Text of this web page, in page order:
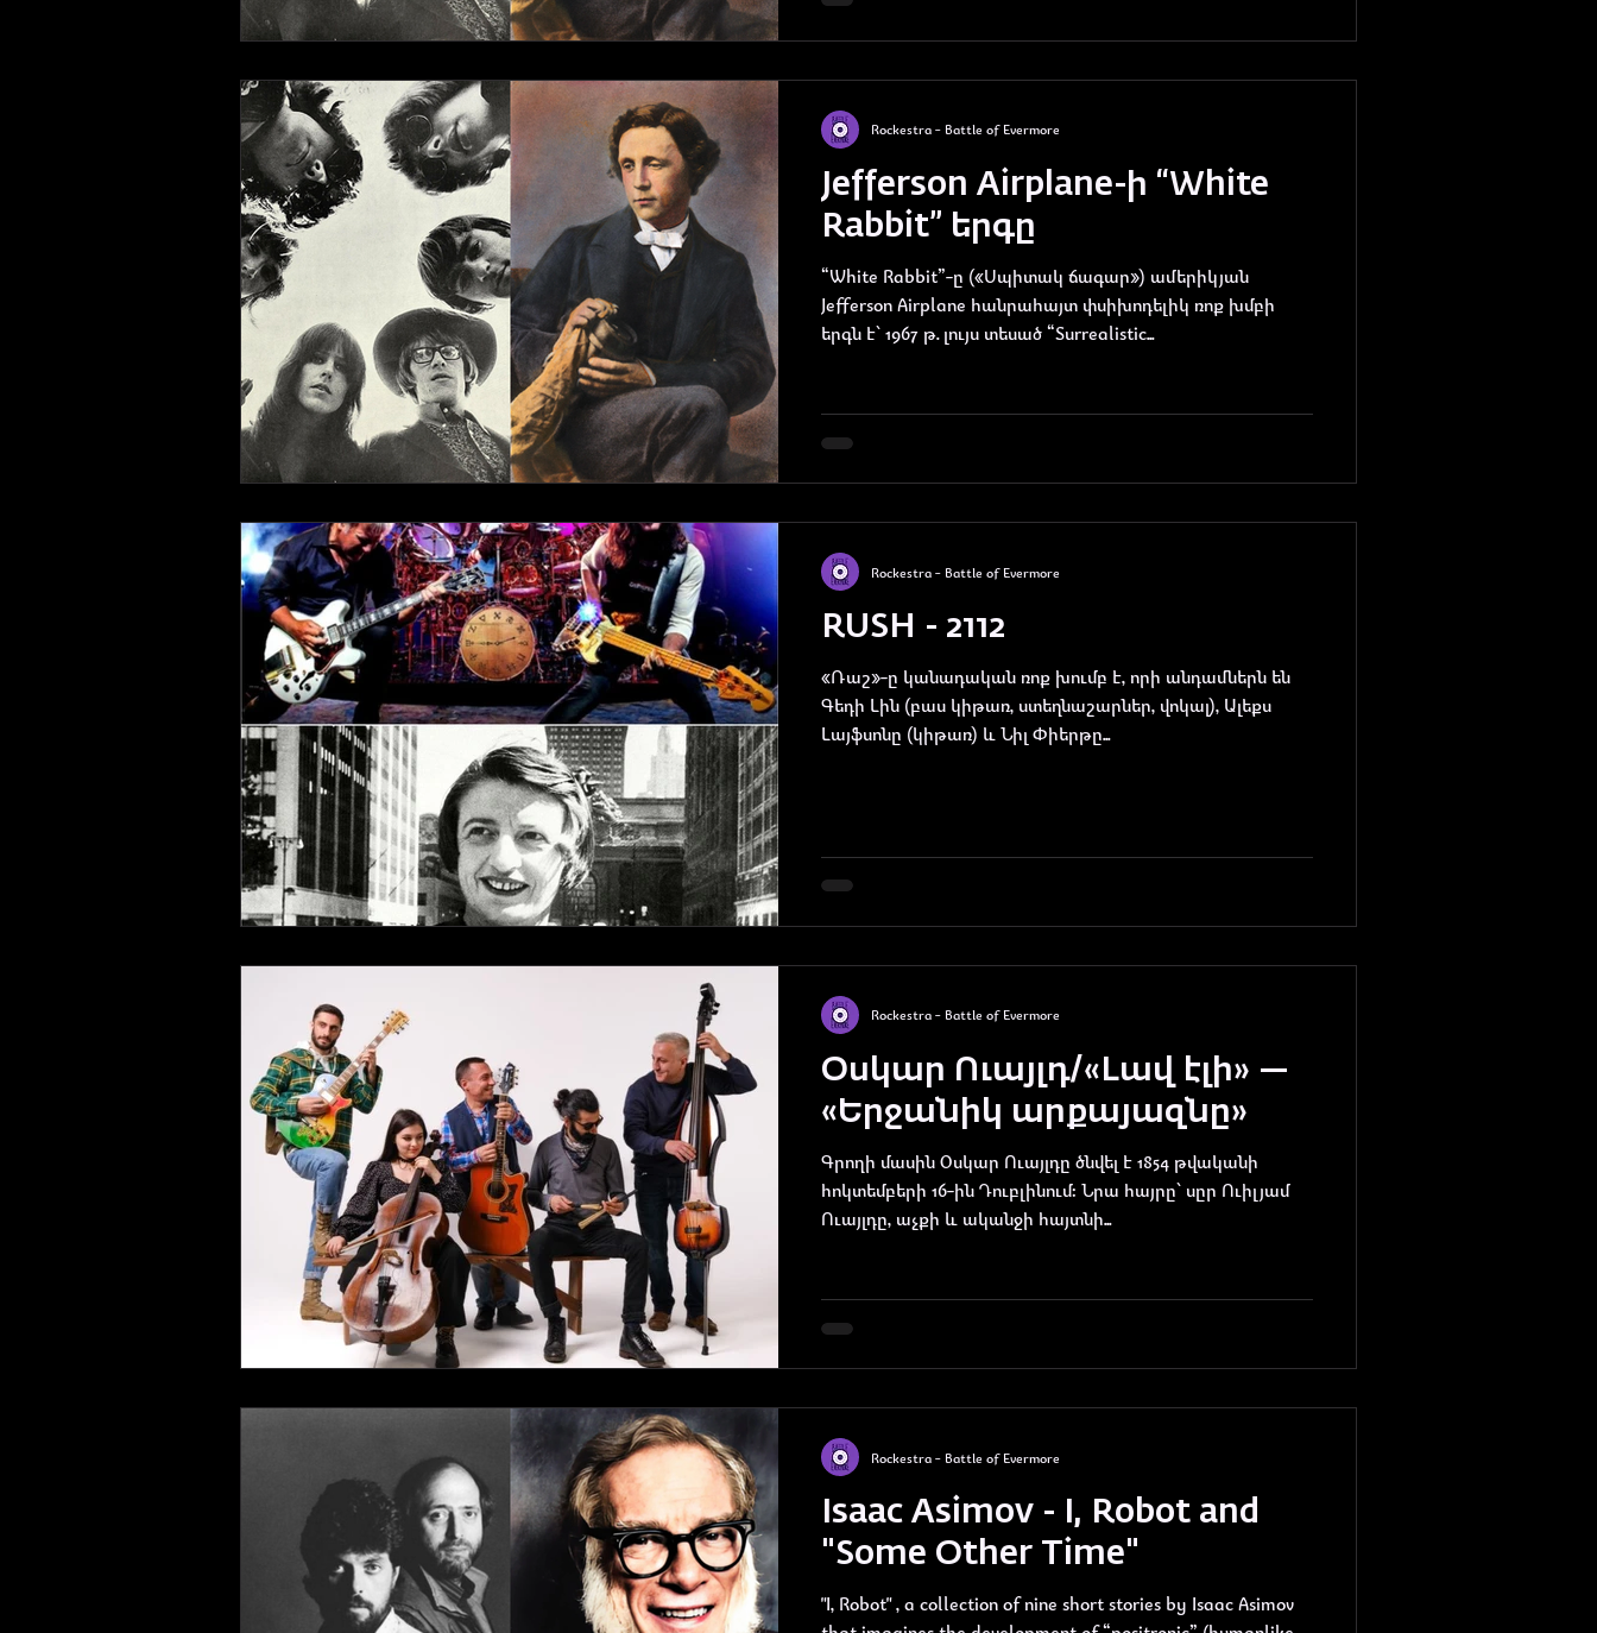
Jefferson Airplane-ի “White
Rabbit” երգը
“White Rabbit”-ը («Սպիտակ ճագար») ամերիկյան
Jefferson Airplane հանրահայտ փսիխոդելիկ ռոք խմբի
երգն է՝ 1967 թ. լույս տեսած “Surrealistic...
Rockestra - Battle of Evermore
RUSH - 2112
«Ռաշ»-ը կանադական ռոք խումբ է, որի անդամներն են
Գեդի Լին (բաս կիթառ, ստեղնաշարներ, վոկալ), Ալեքս
Լայֆսոնը (կիթառ) և Նիլ Փիերթը...
Rockestra - Battle of Evermore
Օսկար Ուայլդ/«Լավ էլի» —
«Երջանիկ արքայազնը»
Գրողի մասին Օսկար Ուայլդը ծնվել է 1854 թվականի
հոկտեմբերի 16-ին Դուբլինում։ Նրա հայրը՝ սըր Ուիլյամ
Ուայլդը, աչքի և ականջի հայտնի...
Rockestra - Battle of Evermore
Isaac Asimov - I, Robot and
"Some Other Time"
"I, Robot" , a collection of nine short stories by Isaac Asimov
Rockestra - Battle of Evermore